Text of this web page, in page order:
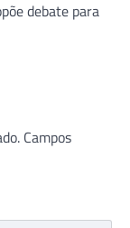
debate para
Campos